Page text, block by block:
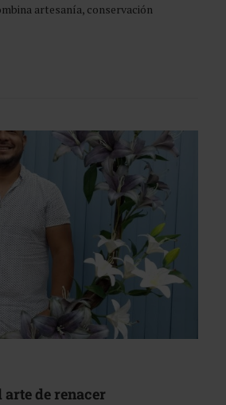
artesanía, conservación
arte de renacer